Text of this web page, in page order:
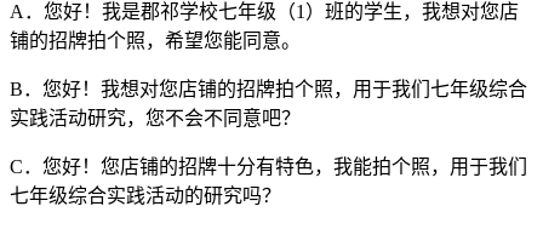
A．您好！我是郡祁学校七年级（1）班的学生，我想对您店
铺的招牌拍个照，希望您能同意。
B．您好！我想对您店铺的招牌拍个照，用于我们七年级综合
实践活动研究，您不会不同意吧？
C．您好！您店铺的招牌十分有特色，我能拍个照，用于我们
七年级综合实践活动的研究吗？